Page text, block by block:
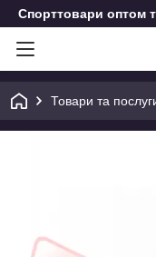
Спорттовари оптом
Товари та